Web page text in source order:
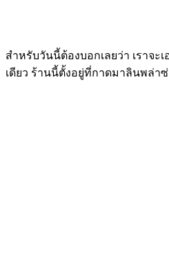
สำหรับวันนี้ต้องบอกเลยว่า เราจ
เดียว ร้านนี้ตั้งอยู่ที่กาดมาลินพล่า